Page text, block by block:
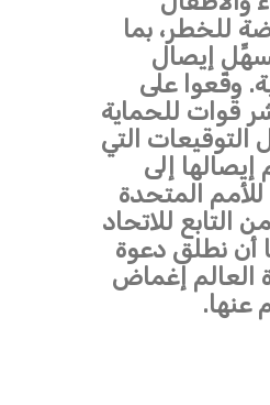
للخطر، بما
إيصال
وقّعوا على
قوات للحماية
التوقيعات التي
إلى
المتحدة
التابع للاتحاد
أن نطلق دعوة
العالم إغماض
عنها.